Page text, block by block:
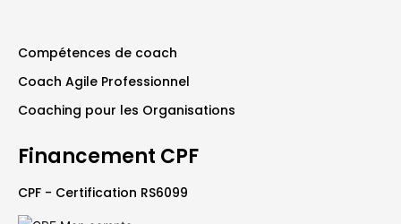
Compétences de coach
Coach Agile Professionnel
Coaching pour les Organisations
Financement CPF
CPF - Certification RS6099